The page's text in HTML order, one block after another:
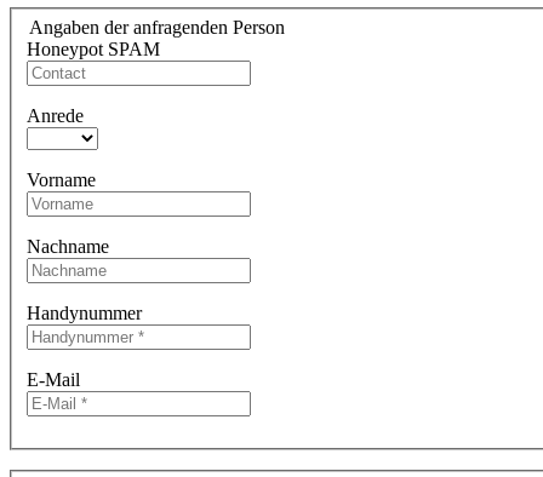
Angaben der anfragenden Person
Honeypot SPAM
Anrede
Vorname
Nachname
Handynummer
E-Mail